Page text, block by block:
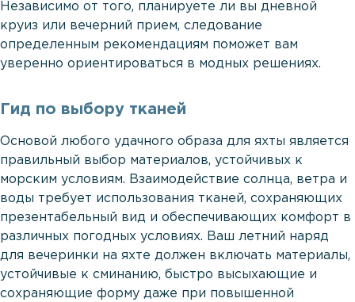
Независимо от того, планируете ли вы дневной
круиз или вечерний прием, следование
определенным рекомендациям поможет вам
уверенно ориентироваться в модных решениях.
Гид по выбору тканей
Основой любого удачного образа для яхты является
правильный выбор материалов, устойчивых к
морским условиям. Взаимодействие солнца, ветра и
воды требует использования тканей, сохраняющих
презентабельный вид и обеспечивающих комфорт в
различных погодных условиях. Ваш летний наряд
для вечеринки на яхте должен включать материалы,
устойчивые к сминанию, быстро высыхающие и
сохраняющие форму даже при повышенной